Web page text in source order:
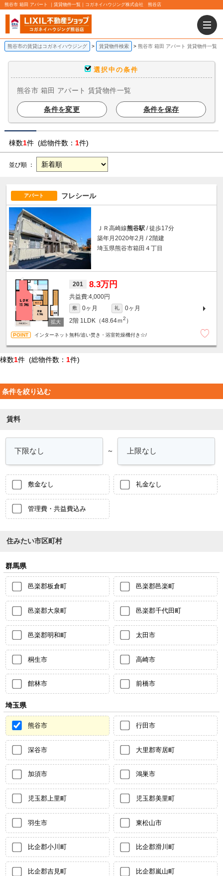
熊谷市 箱田 アパート ｜賃貸物件一覧｜コガネイハウジング株式会社 熊谷店
熊谷市の賃貸はコガネイハウジング 賃貸物件検索 熊谷市 箱田 アパート 賃貸物件一覧
選択中の条件
熊谷市 箱田 アパート 賃貸物件一覧
条件を変更 条件を保存
棟数1件 (総物件数： 1件)
並び順 ：
アパート フレシール
ＪＲ高崎線熊谷駅 / 徒歩17分
築年月2020年2月 / 2階建
埼玉県熊谷市箱田４丁目
201 8.3万円
4,000円
敷 0ヶ月 礼
0ヶ月
2階 1LDK（48.64ｍ2 ）
インターネット無料/追い焚き・浴室乾燥機付き☆/
棟数1件 (総物件数： 1件)
条件を絞り込む
賃料
～
敷金なし 礼金なし
管理費・共益費込み
住みたい市区町村
群馬県
邑楽郡板倉町 邑楽郡邑楽町
邑楽郡大泉町 邑楽郡千代田町
邑楽郡明和町 太田市
桐生市 高崎市
館林市 前橋市
埼玉県
熊谷市 行田市
深谷市 大里郡寄居町
加須市 鴻巣市
児玉郡上里町 児玉郡美里町
羽生市 東松山市
比企郡小川町 比企郡滑川町
比企郡吉見町 比企郡嵐山町